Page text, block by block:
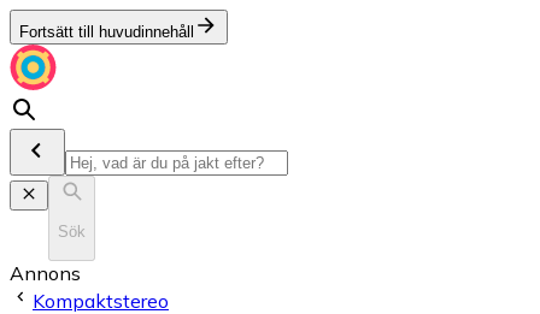
Fortsätt till huvudinnehåll
Sök
Annons
Kompaktstereo